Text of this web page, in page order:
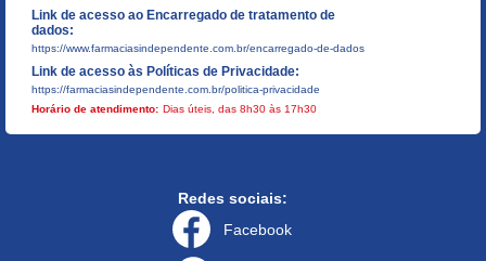
Link de acesso ao Encarregado de tratamento de
dados:
https://www.farmaciasindependente.com.br/encarregado-de-dados
Link de acesso às Políticas de Privacidade:
https://farmaciasindependente.com.br/politica-privacidade
Horário de atendimento: Dias úteis, das 8h30 às 17h30
Redes sociais:
Facebook